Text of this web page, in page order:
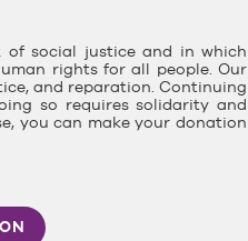
social justice and in which
rights for all people. Our
and reparation. Continuing
so requires solidarity and
you can make your donation